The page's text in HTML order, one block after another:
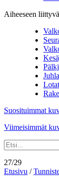
Aiheeseen
Suosituimmat
Viimeisimmät
27/29
Etusivu /